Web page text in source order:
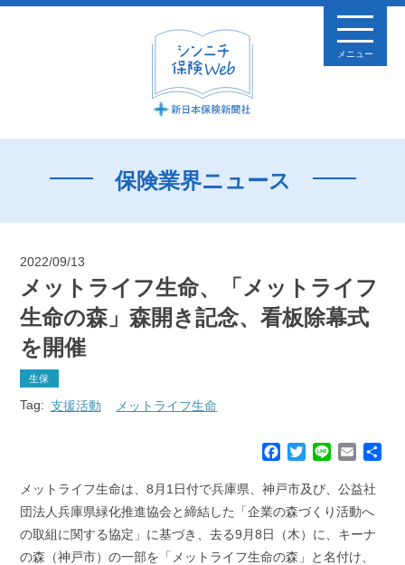
メニュー
保険業界ニュース
2022/09/13
メットライフ生命、「メットライフ
生命の森」森開き記念、看板除幕式
を開催
生保
Tag: 支援活動 メットライフ生命
c
e
o
o
T
i
t
e
n
e
E
a
i
メットライフ生命は、8月1日付で兵庫県、神戸市及び、公益社
団法人兵庫県緑化推進協会と締結した「企業の森づくり活動へ
の取組に関する協定」に基づき、去る9月8日（木）に、キーナ
の森（神戸市）の一部を「メットライフ生命の森」と名付け、